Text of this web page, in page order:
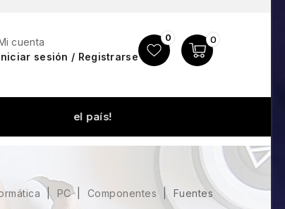
0
0
cuenta
sesión / Registrarse
PC Componentes Fuentes